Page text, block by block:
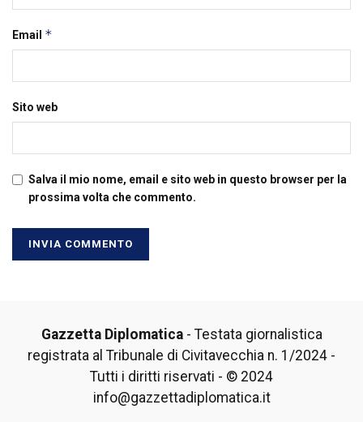
Email *
Sito web
Salva il mio nome, email e sito web in questo browser per la
prossima volta che commento.
Gazzetta Diplomatica- Testata giornalistica
registrata al Tribunale di Civitavecchia n. 1/2024 -
Tutti i diritti riservati - © 2024
info@gazzettadiplomatica.it